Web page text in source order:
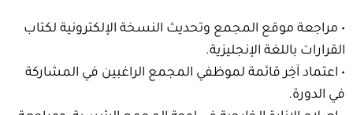
•⁠ ⁠مراجعة موقع المجمع وتحديث النسخة الإلكترونية لكتاب
القرارات باللغة الإنجليزية.
•⁠ ⁠⁠اعتماد آخِر قائمة لموظفي المجمع الراغبين في المشاركة
في الدورة.